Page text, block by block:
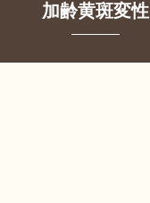
加齢黄斑変性